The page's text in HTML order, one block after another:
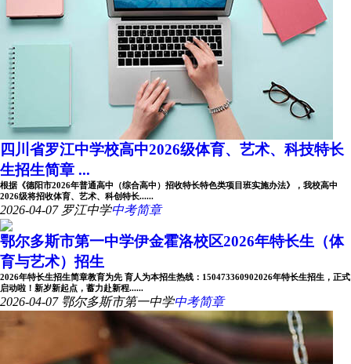
四川省罗江中学校高中2026级体育、艺术、科技特长
生招生简章 ...
根据《德阳市2026年普通高中（综合高中）招收特长特色类项目班实施办法》，我校高中
2026级将招收体育、艺术、科创特长......
2026-04-07 罗江中学中考简章
鄂尔多斯市第一中学伊金霍洛校区2026年特长生（体
育与艺术）招生
2026年特长生招生简章教育为先 育人为本招生热线：150473360902026年特长生招生，正式
启动啦！新岁新起点，蓄力赴新程......
2026-04-07 鄂尔多斯市第一中学中考简章